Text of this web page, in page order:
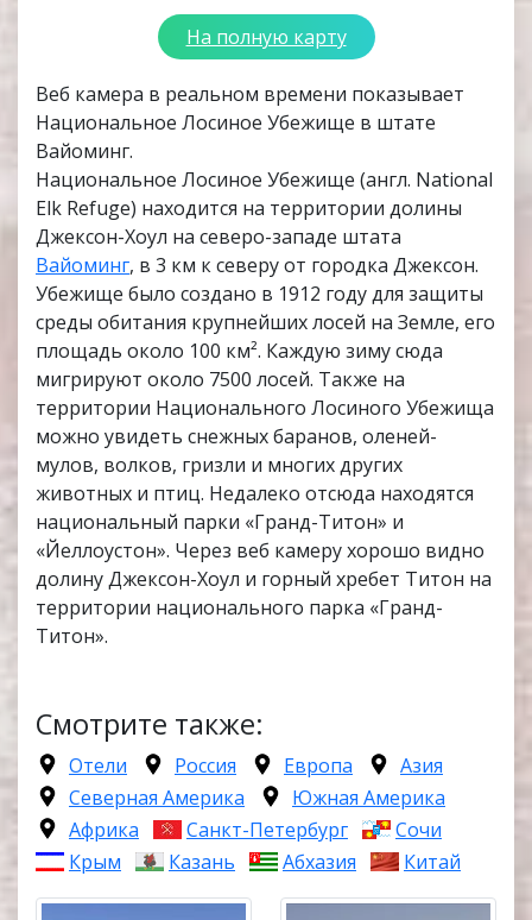
На полную карту
Веб камера в реальном времени показывает
Национальное Лосиное Убежище в штате
Вайоминг.
Национальное Лосиное Убежище (англ. National
Elk Refuge) находится на территории долины
Джексон-Хоул на северо-западе штата
Вайоминг, в 3 км к северу от городка Джексон.
Убежище было создано в 1912 году для защиты
среды обитания крупнейших лосей на Земле, его
площадь около 100 км². Каждую зиму сюда
мигрируют около 7500 лосей. Также на
территории Национального Лосиного Убежища
можно увидеть снежных баранов, оленей-
мулов, волков, гризли и многих других
животных и птиц. Недалеко отсюда находятся
национальный парки «Гранд-Титон» и
«Йеллоустон». Через веб камеру хорошо видно
долину Джексон-Хоул и горный хребет Титон на
территории национального парка «Гранд-
Титон».
Смотрите также:
Отели Россия Европа
Азия
Северная Америка
Южная Америка
Африка
Санкт-Петербург
Сочи
Крым
Казань Абхазия Китай